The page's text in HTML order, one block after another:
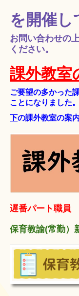
を開催し
お問い合わ
ください。
課外教室
ご要望の多かった
ことになりました。
下の課外教室の案
遅番パート職員
保育教諭(常勤）